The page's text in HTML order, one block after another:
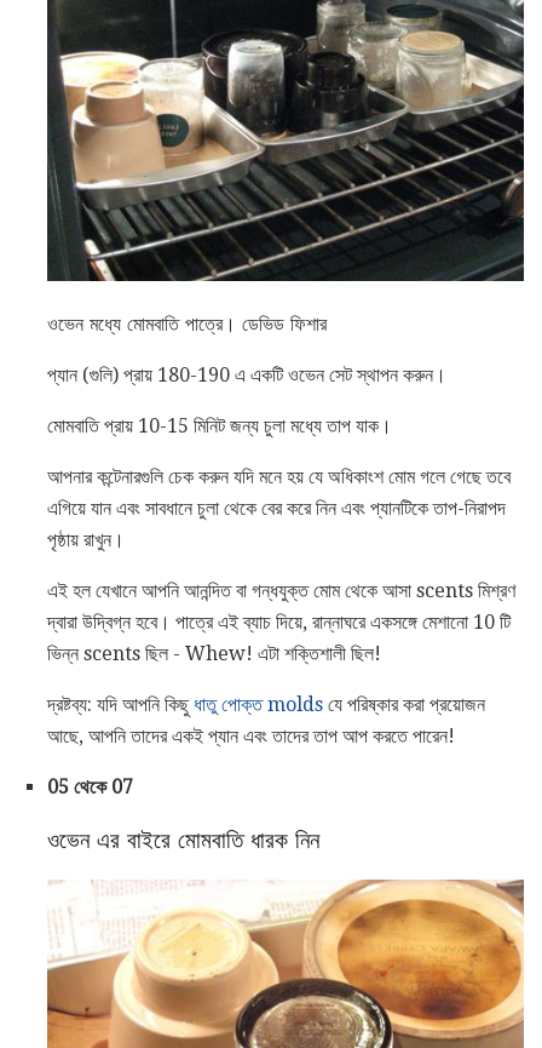
ওভেন মধ্যে মোমবাতি পাত্রে। ডেভিড ফিশার
প্যান (গুলি) প্রায় 180-190 এ একটি ওভেন সেট স্থাপন করুন।
মোমবাতি প্রায় 10-15 মিনিট জন্য চুলা মধ্যে তাপ যাক।
আপনার কন্টেনারগুলি চেক করুন যদি মনে হয় যে অধিকাংশ মোম গলে গেছে তবে
এগিয়ে যান এবং সাবধানে চুলা থেকে বের করে নিন এবং প্যানটিকে তাপ-নিরাপদ
পৃষ্ঠায় রাখুন।
এই হল যেখানে আপনি আনন্দিত বা গন্ধযুক্ত মোম থেকে আসা scents মিশ্রণ
দ্বারা উদ্বিগ্ন হবে। পাত্রে এই ব্যাচ দিয়ে, রান্নাঘরে একসঙ্গে মেশানো 10 টি
ভিন্ন scents ছিল - Whew! এটা শক্তিশালী ছিল!
দ্রষ্টব্য: যদি আপনি কিছু ধাতু পোক্ত molds যে পরিষ্কার করা প্রয়োজন
আছে, আপনি তাদের একই প্যান এবং তাদের তাপ আপ করতে পারেন!
05 থেকে 07
ওভেন এর বাইরে মোমবাতি ধারক নিন